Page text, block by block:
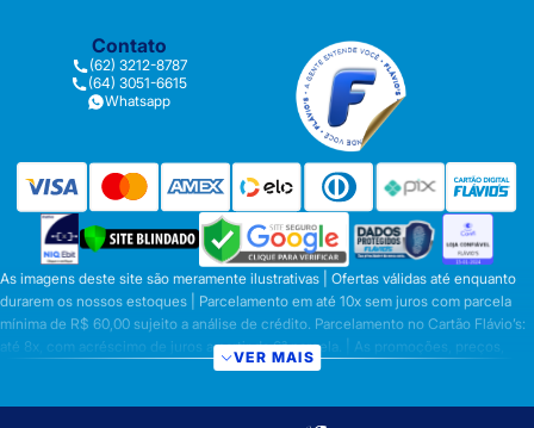
Contato
(62) 3212-8787
(64) 3051-6615
Whatsapp
As imagens deste site são meramente ilustrativas | Ofertas válidas até enquanto
durarem os nossos estoques | Parcelamento em até 10x sem juros com parcela
mínima de R$ 60,00 sujeito a análise de crédito. Parcelamento no Cartão Flávio’s:
até 8x, com acréscimo de juros a partir da 6ª parcela. | As promoções, preços,
parcelamentos e condições de pagamento são válidas apenas para compras
VER MAIS